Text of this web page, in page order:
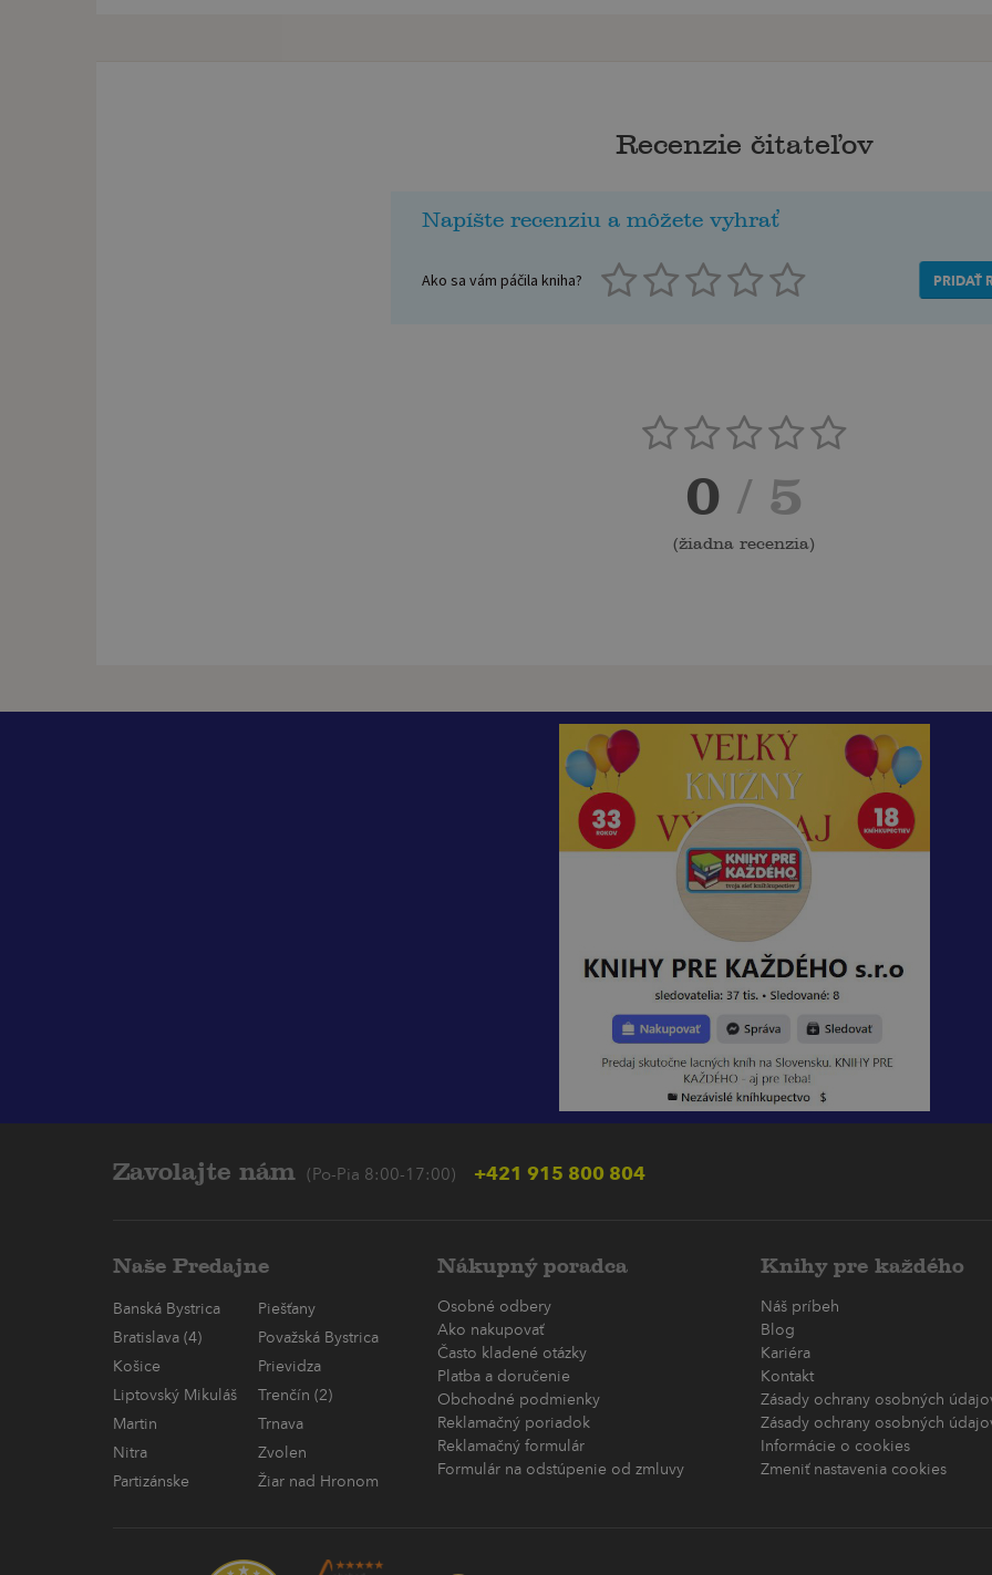
Recenzie čitateľov
Napíšte recenziu a môžete vyhrať
Ako sa vám páčila kniha? PRIDAŤ
0 / 5
(žiadna recenzia)
Zavolajte nám (Po-Pia 8:00-17:00) +421 915 800 804
Naše Predajne
Banská Bystrica
Piešťany
Bratislava (4)
Považská Bystrica
Košice
Prievidza
Liptovský Mikuláš
Trenčín (2)
Martin
Trnava
Nitra
Zvolen
Partizánske
Žiar nad Hronom
Nákupný poradca
Osobné odbery
Ako nakupovať
Často kladené otázky
Platba a doručenie
Obchodné podmienky
Reklamačný poriadok
Reklamačný formulár
Formulár na odstúpenie od zmluvy
Knihy pre každého
Náš príbeh
Blog
Kariéra
Kontakt
Zásady ochrany osobných
Zásady ochrany osobných
Informácie o cookies
Zmeniť nastavenia cookies